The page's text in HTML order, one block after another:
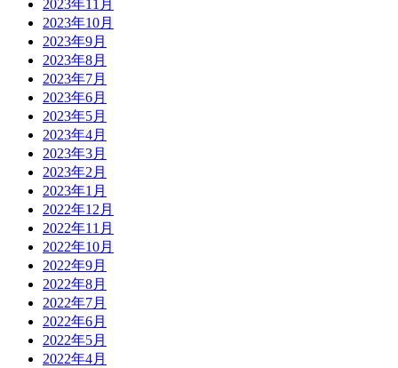
2023年11月
2023年10月
2023年9月
2023年8月
2023年7月
2023年6月
2023年5月
2023年4月
2023年3月
2023年2月
2023年1月
2022年12月
2022年11月
2022年10月
2022年9月
2022年8月
2022年7月
2022年6月
2022年5月
2022年4月